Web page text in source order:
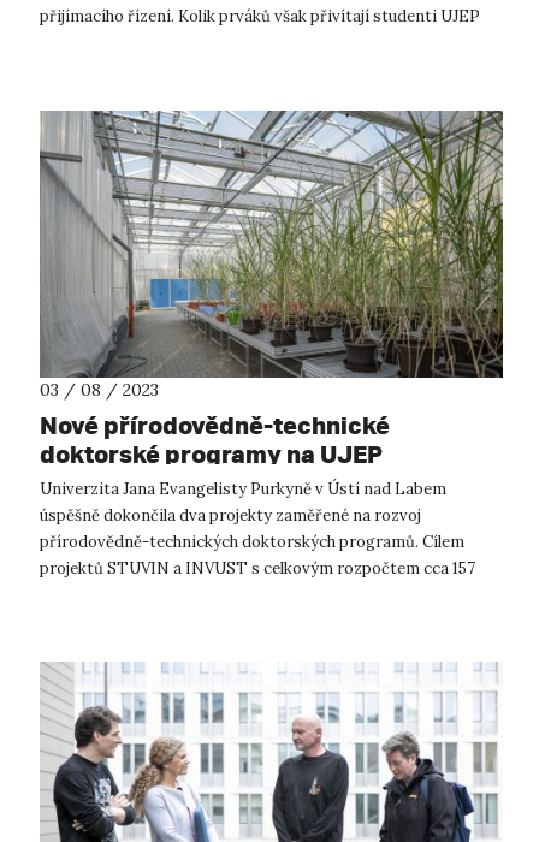
přijímacího řízení. Kolik prváků však přivítají studenti UJEP
03 / 08 / 2023
Nové přírodovědně-technické
doktorské programy na UJEP
Univerzita Jana Evangelisty Purkyně v Ústí nad Labem
úspěšně dokončila dva projekty zaměřené na rozvoj
přírodovědně-technických doktorských programů. Cílem
projektů STUVIN a INVUST s celkovým rozpočtem cca 157